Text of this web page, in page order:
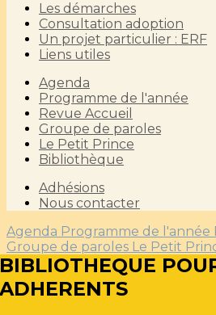
Les démarches
Consultation adoption
Un projet particulier : ERF
Liens utiles
Agenda
Programme de l'année
Revue Accueil
Groupe de paroles
Le Petit Prince
Bibliothèque
Adhésions
Nous contacter
Agenda Programme de l'année
Groupe de paroles Le Petit